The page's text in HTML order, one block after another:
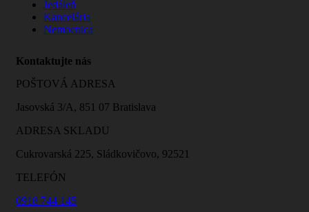
Jedáleň
Kancelária
Nemocnica
Kontaktujte nás
POŠTOVÁ ADRESA
Jasovská 3/A, 851 07 Bratislava
ADRESA SKLADU
Cukrovarská 225, Sládkovičovo, 92521
TELEFÓN
0918 744 145